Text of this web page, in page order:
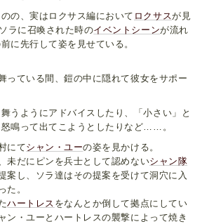
の、実はロクサス編において ロクサスが見
ラに召喚された時のイベントシーンが流れ
に先行して姿を見せている。
っている間、鎧の中に隠れて彼女をサポー
うようにアドバイスしたり、「小さい」と
鳴って出てこようとしたりなど……。
にてシャン・ユーの姿を見かける。
未だにピンを兵士として認めないシャン隊
案し、ソラ達はその提案を受けて洞穴に入
た。
ハートレス をなんとか倒して拠点にしてい
ン・ユーとハートレスの襲撃によって焼き